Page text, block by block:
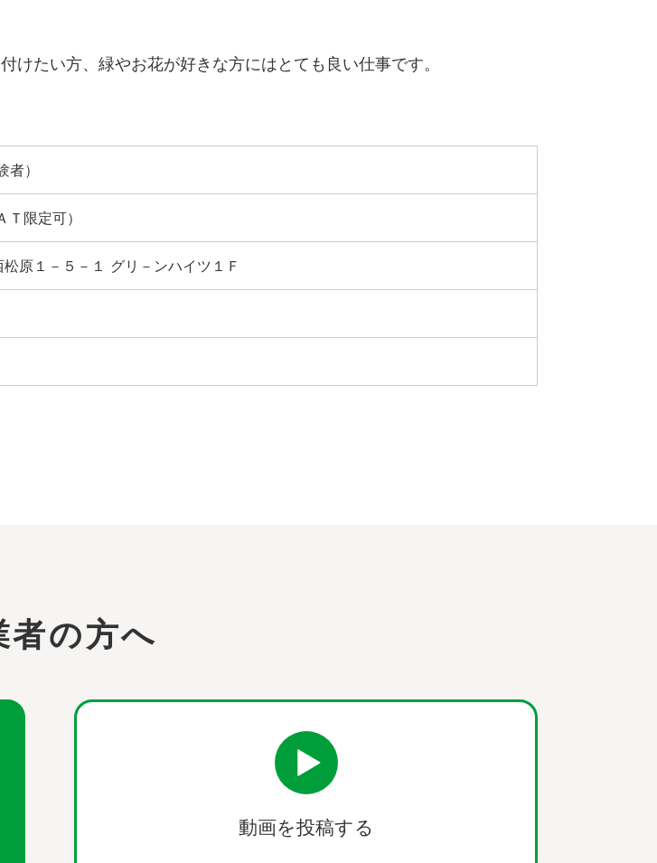
たい方、緑やお花が好きな方にはとても良い仕事です。
）
限定可）
原１－５－１ グリ－ンハイツ１Ｆ
者の方へ
動画を投稿する